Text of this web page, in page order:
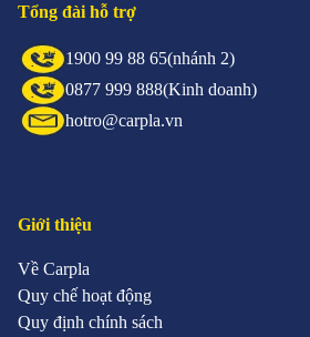
Tổng đài hỗ trợ
1900 99 88 65(nhánh 2)
0877 999 888(Kinh doanh)
hotro@carpla.vn
Giới thiệu
Về Carpla
Quy chế hoạt động
Quy định chính sách